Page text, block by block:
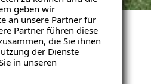
geben wir
an unsere Partner für
Partner führen diese
die Sie ihnen
der Dienste
in unseren